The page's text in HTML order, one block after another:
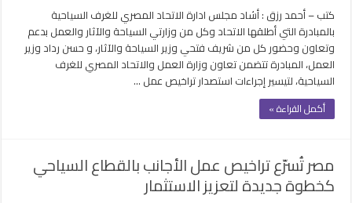
كتب – أحمد رزق : أشاد مجلس ادارة الاتحاد المصري للغرف السياحية
بالمبادرة التي أطلقها الاتحاد وكل من وزارتي السياحة والآثار والعمل بدعم
وتعاون وحضور كل من شريف فتحي وزير السياحة والآثار، و حسن رداد وزير
العمل، المبادرة تتضمن تعاون وزارة العمل والاتحاد المصري للغرف
السياحية، لتيسير إجراءات استصدار تراخيص عمل …
أكمل القراءة »
مصر تُسرّع تراخيص عمل الأجانب بالقطاع السياحي
كخطوة جديدة لتعزيز الاستثمار